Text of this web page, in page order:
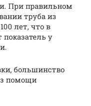
При правильном
труба из
лет, что в
показатель у
большинство
помощи